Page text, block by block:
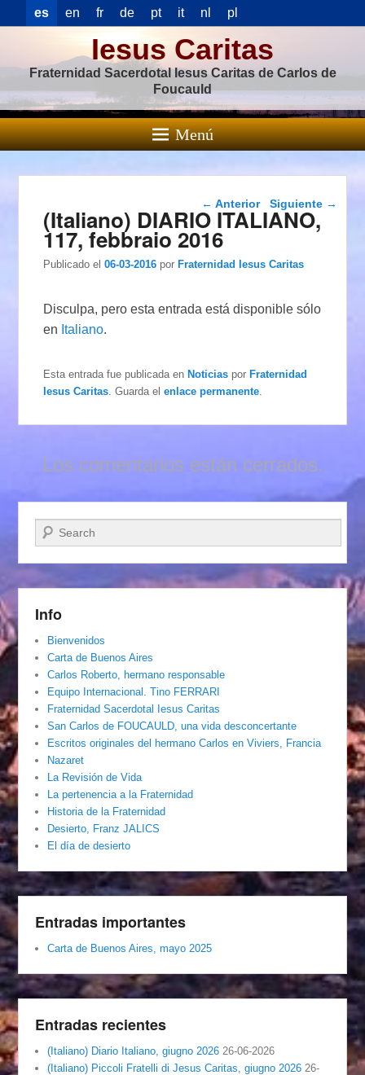
es en fr de pt it nl pl
Iesus Caritas
Fraternidad Sacerdotal Iesus Caritas de Carlos de
Foucauld
Menú
Navegación de
entradas
← Anterior Siguiente →
(Italiano) DIARIO ITALIANO,
117, febbraio 2016
Publicado el 06-03-2016 porFraternidad Iesus Caritas
Disculpa, pero esta entrada está disponible sólo
en Italiano.
Esta entrada fue publicada enNoticias porFraternidad
Iesus Caritas . Guarda elenlace permanente
Los comentarios están cerrados.
Buscar
Info
Bienvenidos
Carta de Buenos Aires
Carlos Roberto, hermano responsable
Equipo Internacional. Tino FERRARI
Fraternidad Sacerdotal Iesus Caritas
San Carlos de FOUCAULD, una vida desconcertante
Escritos originales del hermano Carlos en Viviers, Francia
Nazaret
La Revisión de Vida
La pertenencia a la Fraternidad
Historia de la Fraternidad
Desierto, Franz JALICS
El día de desierto
Entradas importantes
Carta de Buenos Aires, mayo 2025
Entradas recientes
(Italiano) Diario Italiano, giugno 2026 26-06-2026
(Italiano) Piccoli Fratelli di Jesus Caritas, giugno 2026 26-